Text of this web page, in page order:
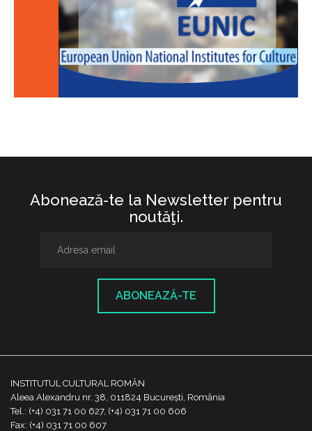
Abonează-te la Newsletter pentru
noutăţi.
ABONEAZĂ-TE
INSTITUTUL CULTURAL ROMÂN
Aleea Alexandru nr. 38, 011824 București, România
Tel.: (+4) 031 71 00 627, (+4) 031 71 00 606
Fax: (+4) 031 71 00 607